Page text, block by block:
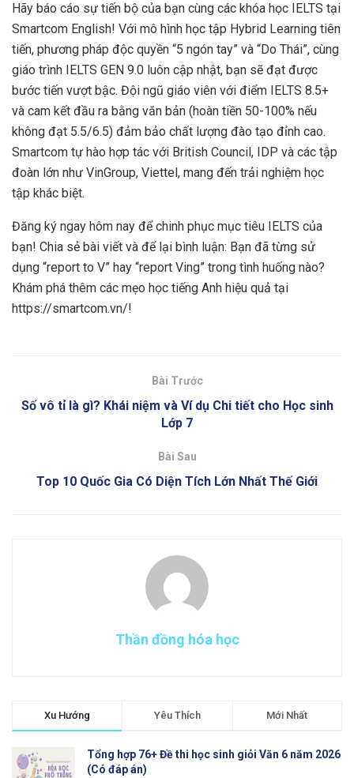
Hãy báo cáo sự tiến bộ của bạn cùng các khóa học IELTS tại
Smartcom English! Với mô hình học tập Hybrid Learning tiên
tiến, phương pháp độc quyền “5 ngón tay” và “Do Thái”, cùng
giáo trình IELTS GEN 9.0 luôn cập nhật, bạn sẽ đạt được
bước tiến vượt bậc. Đội ngũ giáo viên với điểm IELTS 8.5+
và cam kết đầu ra bằng văn bản (hoàn tiền 50-100% nếu
không đạt 5.5/6.5) đảm bảo chất lượng đào tạo đỉnh cao.
Smartcom tự hào hợp tác với British Council, IDP và các tập
đoàn lớn như VinGroup, Viettel, mang đến trải nghiệm học
tập khác biệt.
Đăng ký ngay hôm nay để chinh phục mục tiêu IELTS của
bạn! Chia sẻ bài viết và để lại bình luận: Bạn đã từng sử
dụng “report to V” hay “report Ving” trong tình huống nào?
Khám phá thêm các mẹo học tiếng Anh hiệu quả tại
https://smartcom.vn/!
Bài Trước
Số vô tỉ là gì? Khái niệm và Ví dụ Chi tiết cho Học sinh
Lớp 7
Bài Sau
Top 10 Quốc Gia Có Diện Tích Lớn Nhất Thế Giới
Thần đồng hóa học
Xu Hướng Yêu Thích Mới Nhất
Tổng hợp 76+ Đề thi học sinh giỏi Văn 6 năm 2026
(Có đáp án)